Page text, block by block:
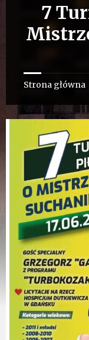
7
Strona główna